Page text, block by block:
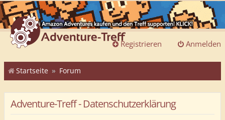
Anmelden
Registrieren
Startseite Forum
Adventure-Treff - Datenschutzerklärung